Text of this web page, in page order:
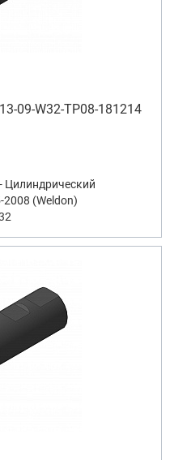
09-W32-TP08-181214
Цилиндрический
(Weldon)